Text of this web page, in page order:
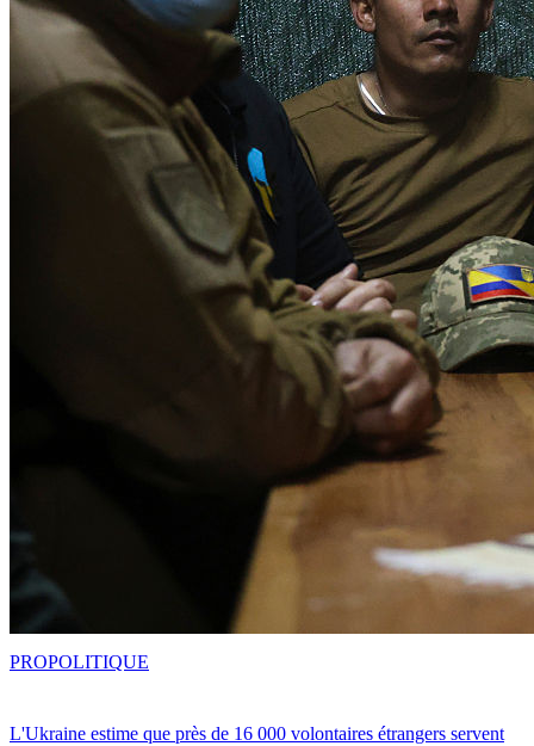
L'Ukraine estime que près de 16 000 volontaires étrangers servent
PROPOLITIQUE